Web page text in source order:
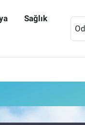
Sağlık